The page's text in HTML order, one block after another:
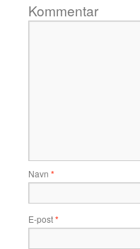
Kommentar
Navn *
E-post*